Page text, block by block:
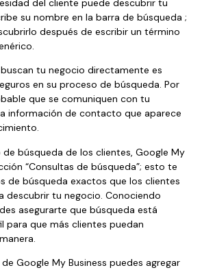
del cliente puede descubrir tu
su nombre en la barra de búsqueda ;
después de escribir un término
tu negocio directamente es
en su proceso de búsqueda. Por
que se comuniquen con tu
información de contacto que aparece
búsqueda de los clientes, Google My
“Consultas de búsqueda”; esto te
de búsqueda exactos que los clientes
descubrir tu negocio. Conociendo
asegurarte que búsqueda está
para que más clientes puedan
Google My Business puedes agregar